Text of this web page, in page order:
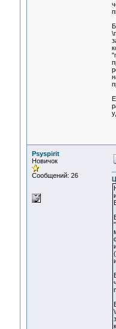
Psyspirit
Новичок
Сообщений: 26